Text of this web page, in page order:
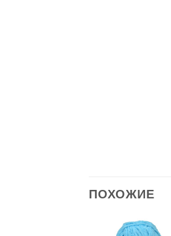
ПОХОЖИЕ